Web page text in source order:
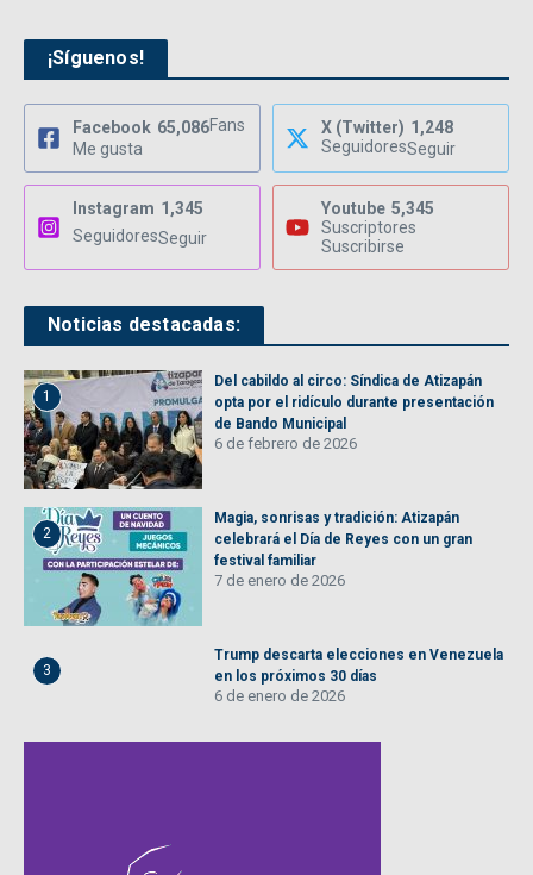
¡Síguenos!
Facebook 65,086Fans
Me gusta
X (Twitter) 1,248
SeguidoresSeguir
Instagram 1,345
SeguidoresSeguir
Youtube 5,345
Suscriptores
Suscribirse
Noticias destacadas:
1
Del cabildo al circo: Síndica de Atizapán
opta por el ridículo durante presentación
de Bando Municipal
6 de febrero de 2026
2
Magia, sonrisas y tradición: Atizapán
celebrará el Día de Reyes con un gran
festival familiar
7 de enero de 2026
3
Trump descarta elecciones en Venezuela
en los próximos 30 días
6 de enero de 2026